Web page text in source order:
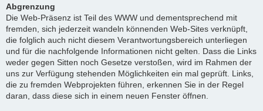
Abgrenzung
Die Web-Präsenz ist Teil des WWW und dementsprechend mit
fremden, sich jederzeit wandeln könnenden Web-Sites verknüpft,
die folglich auch nicht diesem Verantwortungsbereich unterliegen
und für die nachfolgende Informationen nicht gelten. Dass die Links
weder gegen Sitten noch Gesetze verstoßen, wird im Rahmen der
uns zur Verfügung stehenden Möglichkeiten ein mal geprüft. Links,
die zu fremden Webprojekten führen, erkennen Sie in der Regel
daran, dass diese sich in einem neuen Fenster öffnen.